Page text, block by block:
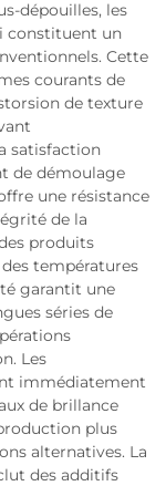
dépouilles, les
constituent un
Cette
courants de
de texture
satisfaction
de démoulage
une résistance
de la
produits
températures
garantit une
séries de
Les
immédiatement
de brillance
plus
alternatives. La
des additifs